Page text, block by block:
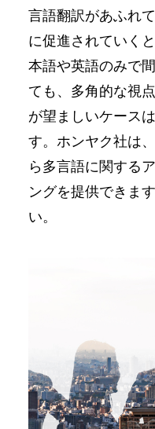
⾔語翻訳があふれ
に促進されていく
本語や英語のみで
ても、多⾓的な視
が望ましいケース
す。ホンヤク社は
ら多⾔語に関する
ングを提供できま
い。